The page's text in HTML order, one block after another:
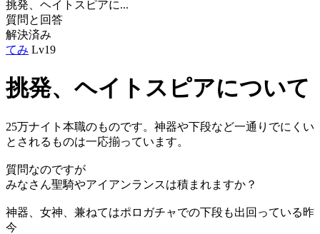
挑発、ヘイトスピアに...
質問と回答
解決済み
てみ Lv19
挑発、ヘイトスピアについて
25万ナイト本職のものです。神器や下段など一通りでにくい
とされるものは一応揃っています。
質問なのですが
みなさん聖騎やアイアンランスは積まれますか？
神器、女神、兼ねてはポロガチャでの下段も出回っている昨
今